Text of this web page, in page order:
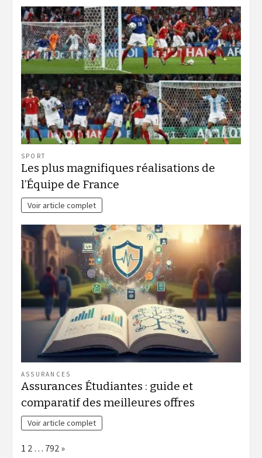
SPORT
Les plus magnifiques réalisations de
l’Équipe de France
Voir article complet
ASSURANCES
Assurances Étudiantes : guide et
comparatif des meilleures offres
Voir article complet
Page:
1 2 … 792 Next
»